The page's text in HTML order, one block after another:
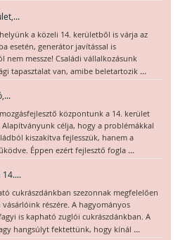
a közeli 14. kerületből is várja az
esetén, generátor javítással is
nem messze! Családi vállalkozásunk
tapasztalat van, amibe beletartozik ...
központunk a 14. kerület
célja, hogy a problémákkal
kiszakítva fejlesszük, hanem a
Éppen ezért fejlesztő fogla ...
14....
cukrászdánkban szezonnak megfelelően
részére. A hagyományos
is kapható zuglói cukrászdánkban. A
hangsúlyt fektettünk, hogy kínál ...